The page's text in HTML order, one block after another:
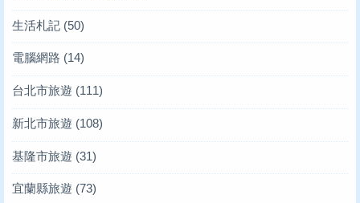
生活札記 (50)
電腦網路 (14)
台北市旅遊 (111)
新北市旅遊 (108)
基隆市旅遊 (31)
宜蘭縣旅遊 (73)